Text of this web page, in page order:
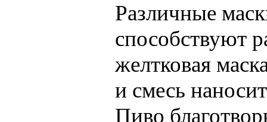
Различные
способствуют
желтковая
и смесь
Пиво